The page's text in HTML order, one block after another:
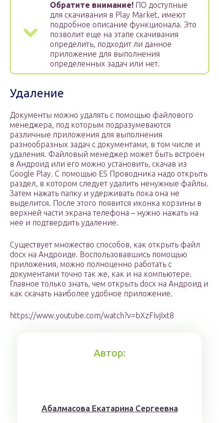
Обратите внимание! ПО доступные
для скачивания в Play Market, имеют
подробное описание функционала. Это
позволит еще на этапе скачивания
определить, подходит ли данное
приложение для выполнения
определенных задач или нет.
Удаление
Документы можно удалять с помощью файлового
менеджера, под которым подразумеваются
различные приложения для выполнения
разнообразных задач с документами, в том числе и
удаления. Файловый менеджер может быть встроен
в Андроид или его можно установить, скачав из
Google Play. С помощью ES Проводника надо открыть
раздел, в котором следует удалить ненужные файлы.
Затем нажать папку и удерживать пока она не
выделится. После этого появится иконка корзины в
верхней части экрана телефона – нужно нажать на
нее и подтвердить удаление.
Существует множество способов, как открыть файл
docx на Андроиде. Воспользовавшись помощью
приложения, можно полноценно работать с
документами точно так же, как и на компьютере.
Главное только знать, чем открыть docx на Андроид и
как скачать наиболее удобное приложение.
https://www.youtube.com/watch?v=bXzFIvjIxt8
Автор:
Aбaлмaсoвa Eкaтaринa Ceргeeвнa